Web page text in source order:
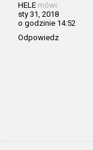
HELE mówi:
sty 31, 2018
o godzinie 14:52
Odpowiedz